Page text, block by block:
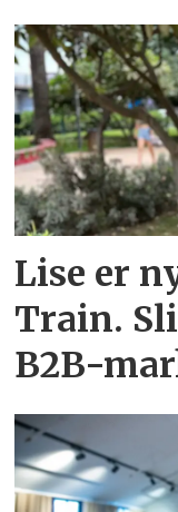
Lise er
Train.
B2B-